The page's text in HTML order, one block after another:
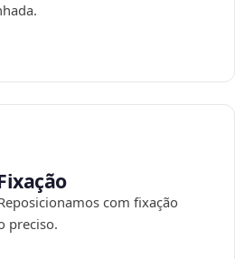
com fixação
preciso.